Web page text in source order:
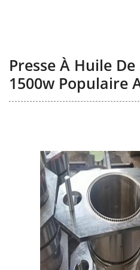
Presse À Huile De
1500w Populaire